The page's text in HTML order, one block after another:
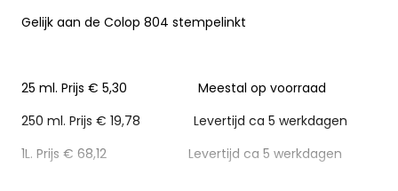
Gelijk aan de Colop 804 stempelinkt
25 ml. Prijs € 5,30 Meestal op voorraad
250 ml. Prijs € 19,78 Levertijd ca 5 werkdagen
1L. Prijs € 68,12 Levertijd ca 5 werkdagen